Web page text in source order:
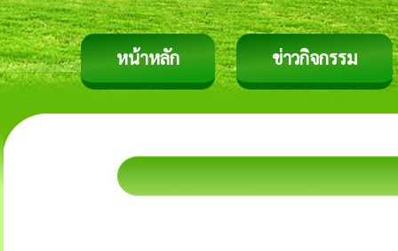
หน้าหลัก ข่าวกิจกรรม